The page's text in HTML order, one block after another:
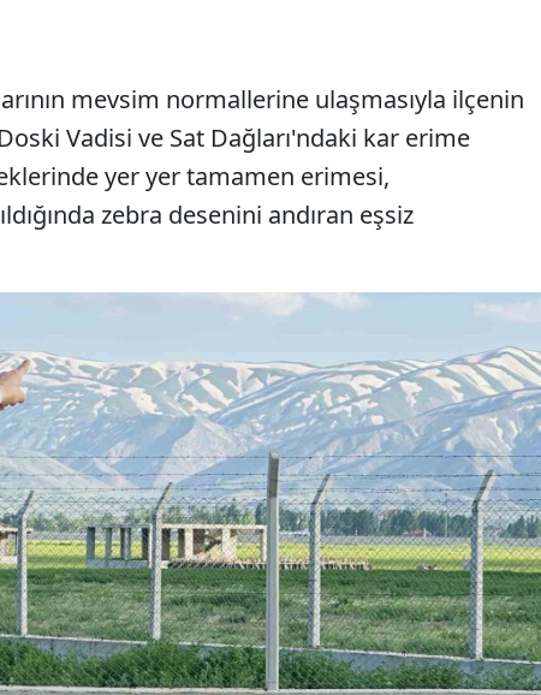
mevsim normallerine ulaşmasıyla ilçenin
Vadisi ve Sat Dağları'ndaki kar erime
yer yer tamamen erimesi,
zebra desenini andıran eşsiz